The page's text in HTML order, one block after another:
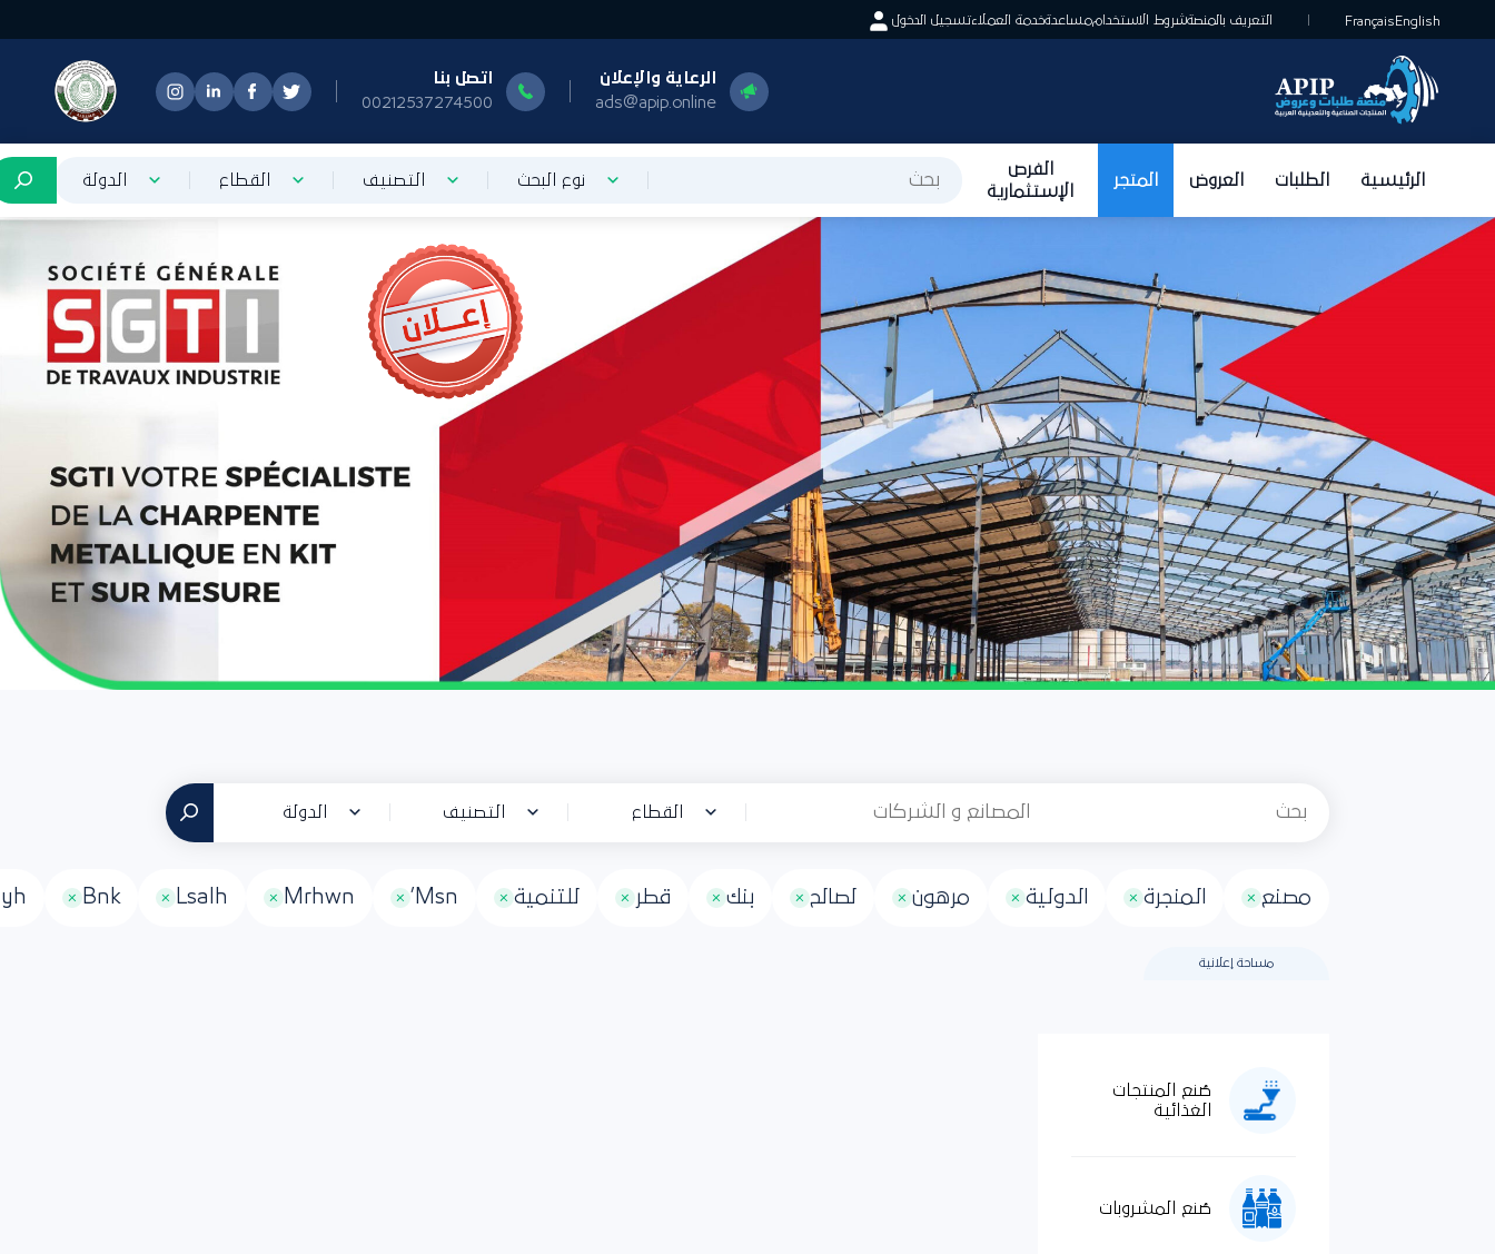
English
Français التعريف بالمنصةشروط الاستخداممساعدةخدمة العملاءتسجيل الدخول
الرعاية والإعلان
ads@apip.online
اتصل بنا
00212537274500
الرئيسية الطلبات العروض المتجر
الفرص
الإستثمارية
نوع البحث التصنيف القطاع الدولة
القطاع التصنيف الدولة
مصنع المنجرة الدولية مرهون لصالح بنك قطر للتنمية Msn’
Mrhwn
Lsalh
Bnk
مساحة إعلانية
صُنع المنتجات
الغذائية
صُنع المشروبات